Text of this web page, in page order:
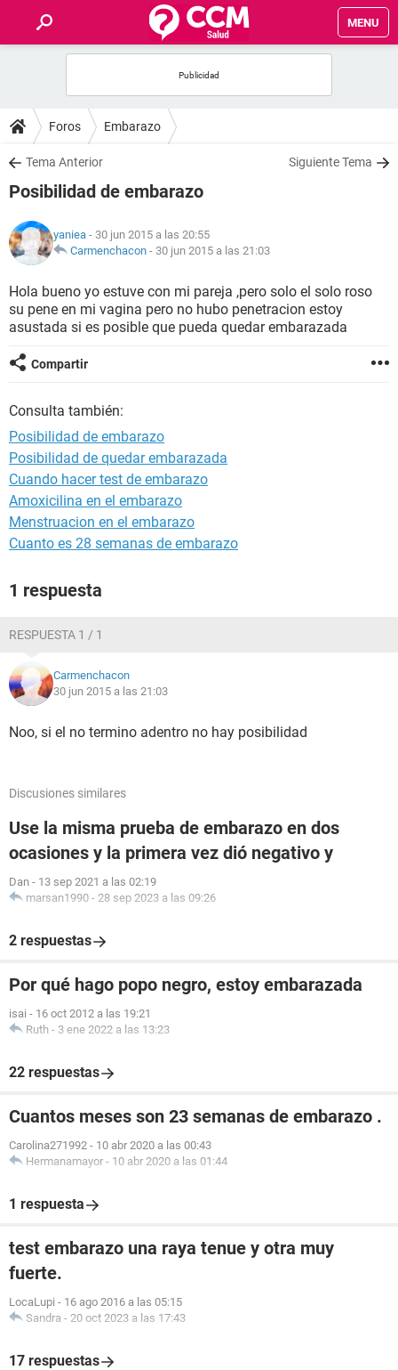
MENU
FOROS
SALUD
NUTRICIÓN
BIENESTAR
Foros Embarazo
Tema Anterior Siguiente Tema
Posibilidad de embarazo
yaniea - 30 jun 2015 a las 20:55
Carmenchacon - 30 jun 2015 a las 21:03
Hola bueno yo estuve con mi pareja ,pero solo el solo roso
su pene en mi vagina pero no hubo penetracion estoy
asustada si es posible que pueda quedar embarazada
Compartir
Consulta también:
Posibilidad de embarazo
Posibilidad de quedar embarazada
Cuando hacer test de embarazo
Amoxicilina en el embarazo
Menstruacion en el embarazo
Cuanto es 28 semanas de embarazo
1 respuesta
RESPUESTA 1 / 1
Carmenchacon
30 jun 2015 a las 21:03
Noo, si el no termino adentro no hay posibilidad
Discusiones similares
Use la misma prueba de embarazo en dos
ocasiones y la primera vez dió negativo y
Dan - 13 sep 2021 a las 02:19
marsan1990 - 28 sep 2023 a las 09:26
2 respuestas
Por qué hago popo negro, estoy embarazada
isai - 16 oct 2012 a las 19:21
Ruth - 3 ene 2022 a las 13:23
22 respuestas
Cuantos meses son 23 semanas de embarazo .
Carolina271992 - 10 abr 2020 a las 00:43
Hermanamayor - 10 abr 2020 a las 01:44
1 respuesta
test embarazo una raya tenue y otra muy
fuerte.
LocaLupi - 16 ago 2016 a las 05:15
Sandra - 20 oct 2023 a las 17:43
17 respuestas